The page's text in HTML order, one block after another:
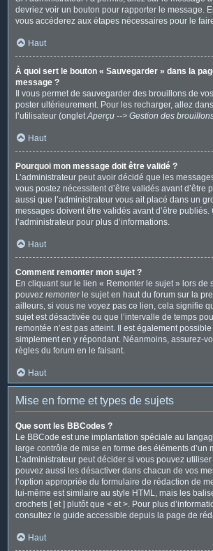
devriez voir un bouton pour rapporter le message.
vous accéderez aux étapes nécessaires pour le
Haut
À quoi sert le bouton « Sauvegarder » dans la
message ?
Il vous permet de sauvegarder des brouillons de
poster ultérieurement. Pour les recharger, allez
l’utilisateur (ongletAperçu --> Gestion des
Haut
Pourquoi mon message doit être validé ?
L’administrateur peut avoir décidé que les
vous postez nécessitent d’être validés avant d’être
aussi que l’administrateur vous ait placé dans un
messages doivent être validés avant d’être publiés.
l’administrateur pour plus d’informations.
Haut
Comment remonter mon sujet ?
En cliquant sur le lien « Remonter le sujet » lors de
pouvez remonterle sujet en haut du forum sur la
ailleurs, si vous ne voyez pas ce lien, cela signifie
sujet est désactivée ou que l’intervalle de temps
remontée n’est pas atteint. Il est également
simplement en y répondant. Néanmoins, assurez-
règles du forum en le faisant.
Haut
Mise en forme et types de sujets
Que sont les BBCodes ?
Le BBCode est une implantation spéciale au
large contrôle de mise en forme des éléments d’un
L’administrateur peut décider si vous pouvez
pouvez aussi les désactiver dans chacun de vos
l’option appropriée du formulaire de rédaction de
lui-même est similaire au style HTML, mais les
crochets [ et ] plutôt que < et >. Pour plus
consultez le guide accessible depuis la page de
Haut